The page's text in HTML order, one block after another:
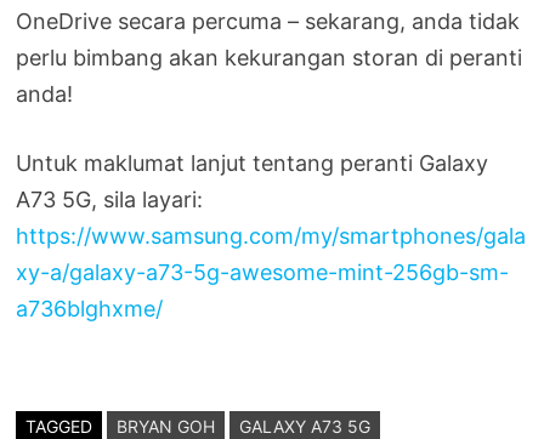
OneDrive secara percuma – sekarang, anda tidak
perlu bimbang akan kekurangan storan di peranti
anda!
Untuk maklumat lanjut tentang peranti Galaxy
A73 5G, sila layari:
https://www.samsung.com/my/smartphones/gala
xy-a/galaxy-a73-5g-awesome-mint-256gb-sm-
a736blghxme/
TAGGED BRYAN GOH GALAXY A73 5G